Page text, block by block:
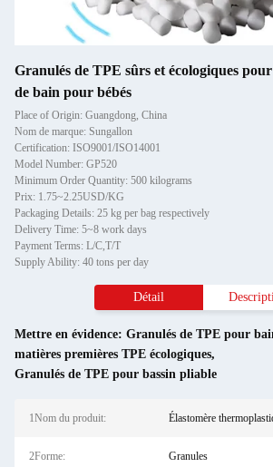
Granulés de TPE sûrs et écologiques
de bain pour bébés
Place of Origin: Guangdong, China
Nom de marque: Sungallon
Certification: ISO9001/ISO14001
Model Number: GP520
Minimum Order Quantity: 500 kilograms
Prix: 1.75~2.25USD/KG
Packaging Details: 25 kg per bag respectively
Delivery Time: 5~8 work days
Payment Terms: L/C,T/T
Supply Ability: 40 tons per day
Détail
Mettre en évidence: Granulés de TPE pour
matières premières TPE écologiques,
Granulés de TPE pour bassin pliable
1Nom du produit: Élastomère
2Forme: Granules